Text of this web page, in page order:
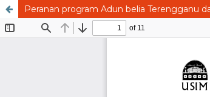
Peranan program Adun belia Terengganu